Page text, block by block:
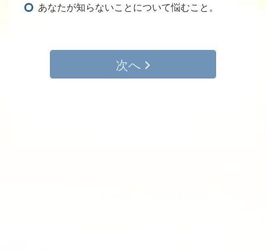
あなたが知らないことについて悩むこと。
次へ